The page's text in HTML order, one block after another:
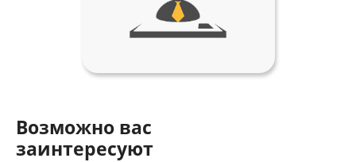
Возможно вас
заинтересуют